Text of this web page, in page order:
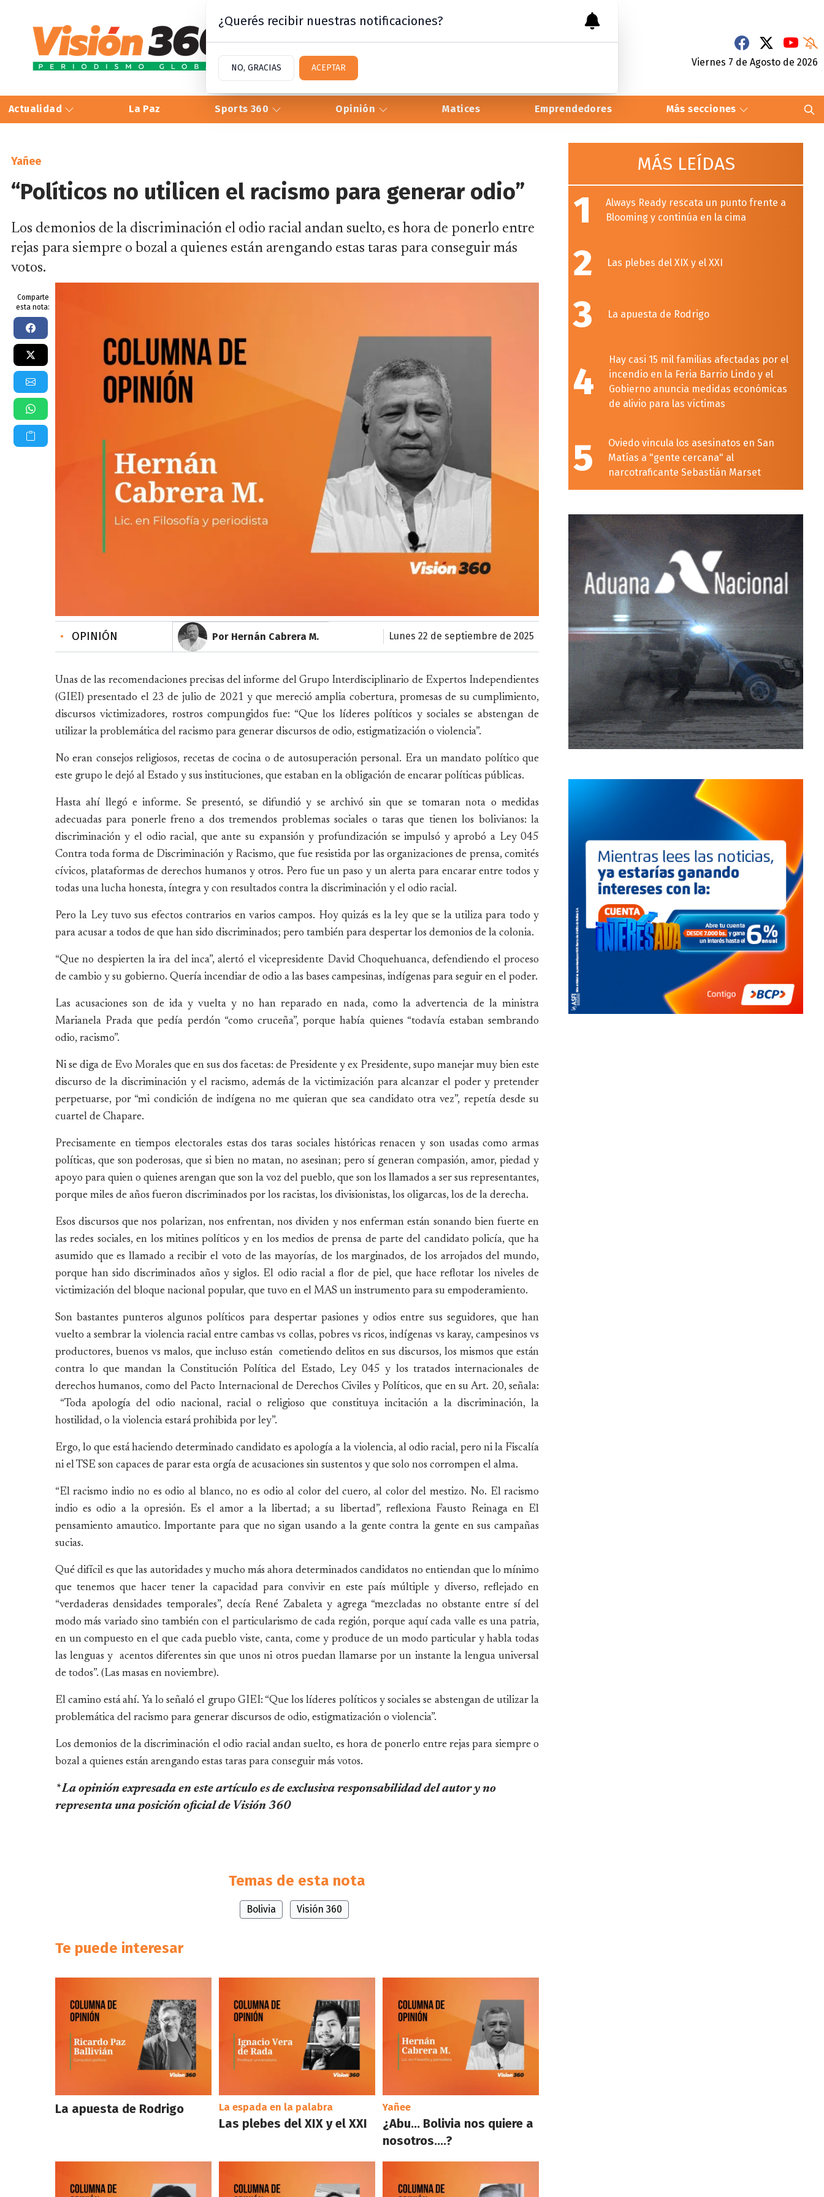
Viernes 7 de Agosto de 2026
Actualidad La Paz Sports 360 Opinión Matices Emprendedores Más secciones
Yañee
“Políticos no utilicen el racismo para generar odio”
Los demonios de la discriminación el odio racial andan suelto, es hora de ponerlo entre
rejas para siempre o bozal a quienes están arengando estas taras para conseguir más
votos.
Comparte
esta nota:
• OPINIÓN Por Hernán Cabrera M. lunes 22 de septiembre de 2025
Unas de las recomendaciones precisas del informe del Grupo Interdisciplinario de Expertos Independientes
(GIEI) presentado el 23 de julio de 2021 y que mereció amplia cobertura, promesas de su cumplimiento,
discursos victimizadores, rostros compungidos fue: “Que los líderes políticos y sociales se abstengan de
utilizar la problemática del racismo para generar discursos de odio, estigmatización o violencia”.
No eran consejos religiosos, recetas de cocina o de autosuperación personal. Era un mandato político que
este grupo le dejó al Estado y sus instituciones, que estaban en la obligación de encarar políticas públicas.
Hasta ahí llegó e informe. Se presentó, se difundió y se archivó sin que se tomaran nota o medidas
adecuadas para ponerle freno a dos tremendos problemas sociales o taras que tienen los bolivianos: la
discriminación y el odio racial, que ante su expansión y profundización se impulsó y aprobó a Ley 045
Contra toda forma de Discriminación y Racismo, que fue resistida por las organizaciones de prensa, comités
cívicos, plataformas de derechos humanos y otros. Pero fue un paso y un alerta para encarar entre todos y
todas una lucha honesta, íntegra y con resultados contra la discriminación y el odio racial.
Pero la Ley tuvo sus efectos contrarios en varios campos. Hoy quizás es la ley que se la utiliza para todo y
para acusar a todos de que han sido discriminados; pero también para despertar los demonios de la colonia.
“Que no despierten la ira del inca”, alertó el vicepresidente David Choquehuanca, defendiendo el proceso
de cambio y su gobierno. Quería incendiar de odio a las bases campesinas, indígenas para seguir en el poder.
Las acusaciones son de ida y vuelta y no han reparado en nada, como la advertencia de la ministra
Marianela Prada que pedía perdón “como cruceña”, porque había quienes “todavía estaban sembrando
odio, racismo”.
Ni se diga de Evo Morales que en sus dos facetas: de Presidente y ex Presidente, supo manejar muy bien este
discurso de la discriminación y el racismo, además de la victimización para alcanzar el poder y pretender
perpetuarse, por “mi condición de indígena no me quieran que sea candidato otra vez”, repetía desde su
cuartel de Chapare.
Precisamente en tiempos electorales estas dos taras sociales históricas renacen y son usadas como armas
políticas, que son poderosas, que si bien no matan, no asesinan; pero sí generan compasión, amor, piedad y
apoyo para quien o quienes arengan que son la voz del pueblo, que son los llamados a ser sus representantes,
porque miles de años fueron discriminados por los racistas, los divisionistas, los oligarcas, los de la derecha.
Esos discursos que nos polarizan, nos enfrentan, nos dividen y nos enferman están sonando bien fuerte en
las redes sociales, en los mitines políticos y en los medios de prensa de parte del candidato policía, que ha
asumido que es llamado a recibir el voto de las mayorías, de los marginados, de los arrojados del mundo,
porque han sido discriminados años y siglos. El odio racial a flor de piel, que hace reflotar los niveles de
victimización del bloque nacional popular, que tuvo en el MAS un instrumento para su empoderamiento.
Son bastantes punteros algunos políticos para despertar pasiones y odios entre sus seguidores, que han
vuelto a sembrar la violencia racial entre cambas vs collas, pobres vs ricos, indígenas vs karay, campesinos vs
productores, buenos vs malos, que incluso están cometiendo delitos en sus discursos, los mismos que están
contra lo que mandan la Constitución Política del Estado, Ley 045 y los tratados internacionales de
derechos humanos, como del Pacto Internacional de Derechos Civiles y Políticos, que en su Art. 20, señala:
“Toda apología del odio nacional, racial o religioso que constituya incitación a la discriminación, la
hostilidad, o la violencia estará prohibida por ley”.
Ergo, lo que está haciendo determinado candidato es apología a la violencia, al odio racial, pero ni la Fiscalía
ni el TSE son capaces de parar esta orgía de acusaciones sin sustentos y que solo nos corrompen el alma.
“El racismo indio no es odio al blanco, no es odio al color del cuero, al color del mestizo. No. El racismo
indio es odio a la opresión. Es el amor a la libertad; a su libertad”, reflexiona Fausto Reinaga en El
pensamiento amautico. Importante para que no sigan usando a la gente contra la gente en sus campañas
sucias.
Qué difícil es que las autoridades y mucho más ahora determinados candidatos no entiendan que lo mínimo
que tenemos que hacer tener la capacidad para convivir en este país múltiple y diverso, reflejado en
“verdaderas densidades temporales”, decía René Zabaleta y agrega “mezcladas no obstante entre sí del
modo más variado sino también con el particularismo de cada región, porque aquí cada valle es una patria,
en un compuesto en el que cada pueblo viste, canta, come y produce de un modo particular y habla todas
las lenguas y acentos diferentes sin que unos ni otros puedan llamarse por un instante la lengua universal
de todos”. (Las masas en noviembre).
El camino está ahí. Ya lo señaló el grupo GIEI: “Que los líderes políticos y sociales se abstengan de utilizar la
problemática del racismo para generar discursos de odio, estigmatización o violencia”.
Los demonios de la discriminación el odio racial andan suelto, es hora de ponerlo entre rejas para siempre o
bozal a quienes están arengando estas taras para conseguir más votos.
* La opinión expresada en este artículo es de exclusiva responsabilidad del autor y no
representa una posición oficial de Visión 360
Temas de esta nota
Bolivia Visión 360
Te puede interesar
La apuesta de Rodrigo La espada en la palabra
Las plebes del XIX y el XXI
Yañee
¿Abu… Bolivia nos quiere a
nosotros….?
MÁS LEÍDAS
1
Always Ready rescata un punto frente a
Blooming y continúa en la cima
2 Las plebes del XIX y el XXI
3 La apuesta de Rodrigo
4
Hay casi 15 mil familias afectadas por el
incendio en la Feria Barrio Lindo y el
Gobierno anuncia medidas económicas
de alivio para las víctimas
5
Oviedo vincula los asesinatos en San
Matías a "gente cercana" al
narcotraficante Sebastián Marset
¿Querés recibir nuestras notificaciones?
NO, GRACIAS ACEPTAR